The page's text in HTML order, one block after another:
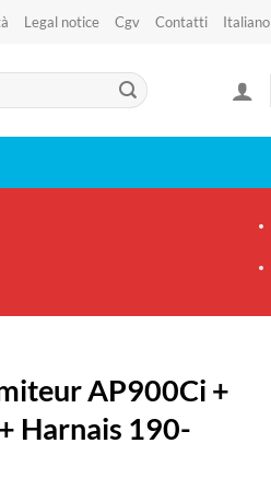
Legal notice Cgv Contatti Italiano
AP900Ci +
Harnais 190-